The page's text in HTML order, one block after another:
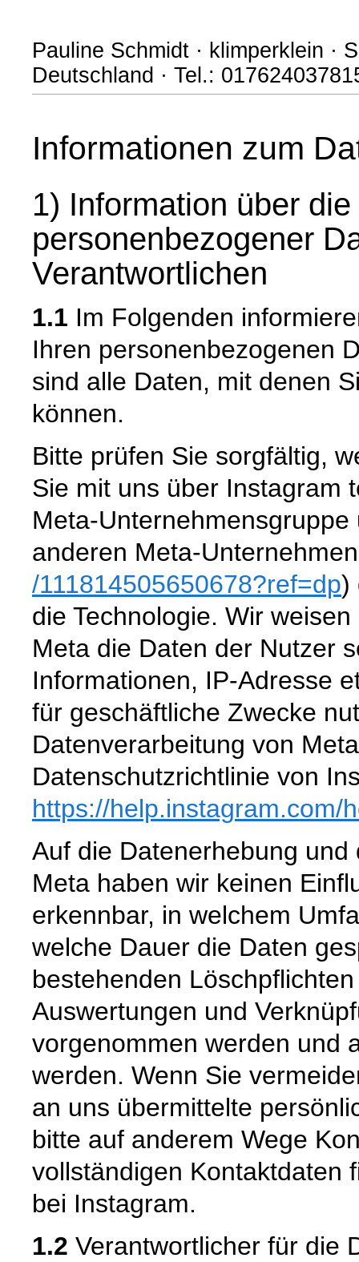
Pauline Schmidt · klimperklein ·
Deutschland · Tel.:
Informationen zum
1) Information über
personenbezogener
Verantwortlichen
1.1 Im Folgenden
Ihren personenbezogenen
sind alle Daten, mit denen
können.
Bitte prüfen Sie sorgfältig,
Sie mit uns über Instagram
Meta-
anderen Meta-
/111814505650678?ref=dp)
die Technologie. Wir
Meta die Daten der Nutzer
Informationen, IP-Adresse
für geschäftliche Zwecke
Datenverarbeitung von
Datenschutzrichtlinie von
https://help.instagram.com/
Auf die Datenerhebung
Meta haben wir keinen
erkennbar, in welchem
welche Dauer die Daten
bestehenden
Auswertungen und
vorgenommen werden und
werden. Wenn Sie
an uns übermittelte
bitte auf anderem Wege
vollständigen Kontaktdaten
bei Instagram.
1.2 Verantwortlicher für die